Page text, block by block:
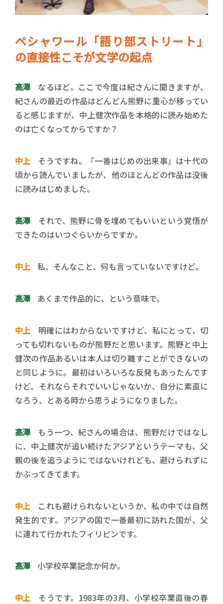
ペシャワール「語り部ストリート」
の直接性こそが文学の起点
高澤なるほど。ここで今度は紀さんに聞きますが、
紀さんの最近の作品はどんどん熊野に重心が移ってい
ると感じますが、中上健次作品を本格的に読み始めた
のは亡くなってからですか？
中上そうですね。『一番はじめの出来事』は十代の
頃から読んでいましたが、他のほとんどの作品は没後
に読みはじめました。
高澤それで、熊野に骨を埋めてもいいという覚悟が
できたのはいつぐらいからですか。
中上私、そんなこと、何も言っていないですけど。
高澤あくまで作品的に、という意味で。
中上明確にはわからないですけど、私にとって、切
っても切れないものが熊野だと思います。熊野と中上
健次の作品あるいは本人は切り離すことができないの
と同じように。最初はいろいろな反発もあったんです
けど、それならそれでいいじゃないか、自分に素直に
なろう、とある時から思うようになりました。
高澤もう一つ、紀さんの場合は、熊野だけではなし
に、中上健次が追い続けたアジアというテーマも、父
親の後を追うようにではないけれども、避けられずに
かぶってきてます。
中上これも避けられないというか、私の中では自然
発生的です。アジアの国で一番最初に訪れた国が、父
に連れて行かれたフィリピンです。
高澤小学校卒業記念か何か。
中上そうです。1983年の3月、小学校卒業直後の春